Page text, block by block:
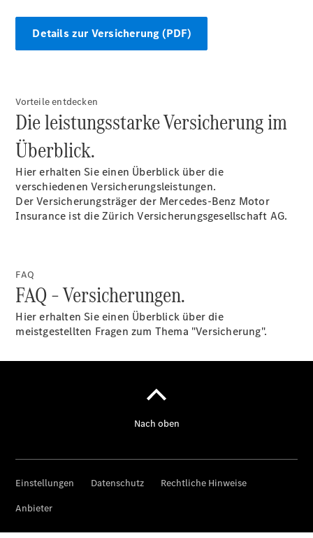
Mercedes-
Benz
QualityService
Servicetermin
buchen
Ansprechpartner
Öffnungszeiten
Kontaktformular
Servicetermin
Details zur Versicherung (PDF)
Vorteile entdecken
Die leistungsstarke Versicherung im
Überblick.
Hier erhalten Sie einen Überblick über die
verschiedenen Versicherungsleistungen.
Der Versicherungsträger der Mercedes-Benz Motor
Insurance ist die Zürich Versicherungsgesellschaft AG.
FAQ
FAQ – Versicherungen.
Hier erhalten Sie einen Überblick über die
meistgestellten Fragen zum Thema "Versicherung".